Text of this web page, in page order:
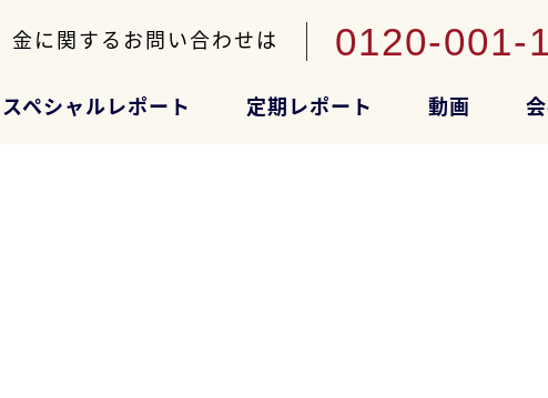
金に関するお問い合わせは 0120-001-
スペシャルレポート 定期レポート 動画